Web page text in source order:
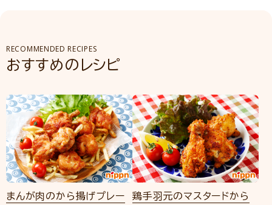
RECOMMENDED RECIPES
おすすめのレシピ
まんが肉のから揚げプレー
鶏手羽元のマスタードから